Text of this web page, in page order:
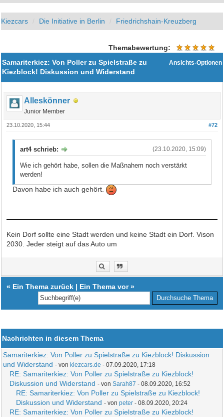
Kiezcars Die Initiative in Berlin Friedrichshain-Kreuzberg
Themabewertung:
Ansichts-Optionen
Samariterkiez: Von Poller zu Spielstraße zu
Kiezblock! Diskussion und Widerstand
Alleskönner
Junior Member
#72
23.10.2020, 15:44
(23.10.2020, 15:09)
art4 schrieb:
Wie ich gehört habe, sollen die Maßnahem noch verstärkt
werden!
Davon habe ich auch gehört.
Kein Dorf sollte eine Stadt werden und keine Stadt ein Dorf. Vison
2030. Jeder steigt auf das Auto um
« Ein Thema zurück | Ein Thema vor»
Nachrichten in diesem Thema
Samariterkiez: Von Poller zu Spielstraße zu Kiezblock! Diskussion
und Widerstand - von kiezcars.de - 07.09.2020, 17:18
RE: Samariterkiez: Von Poller zu Spielstraße zu Kiezblock!
Diskussion und Widerstand - vonSarah87 - 08.09.2020, 16:52
RE: Samariterkiez: Von Poller zu Spielstraße zu Kiezblock!
Diskussion und Widerstand - vonpeter - 08.09.2020, 20:24
RE: Samariterkiez: Von Poller zu Spielstraße zu Kiezblock!